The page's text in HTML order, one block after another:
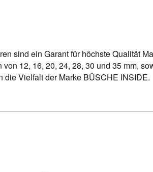
sind ein Garant für höchste Qualität
12, 16, 20, 24, 28, 30 und 35 mm,
Vielfalt der Marke BÜSCHE INSIDE.